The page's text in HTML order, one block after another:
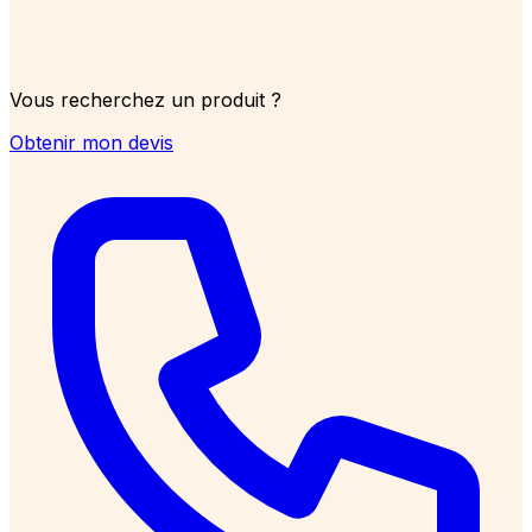
Vous recherchez un produit ?
Obtenir mon devis